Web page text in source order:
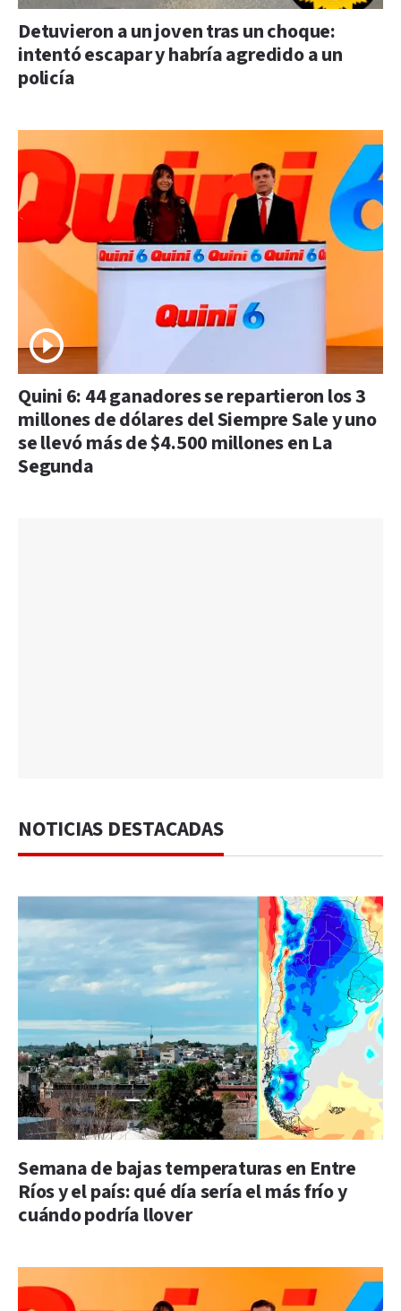
Detuvieron a un joven tras un choque:
intentó escapar y habría agredido a un
policía
Quini 6: 44 ganadores se repartieron los 3
millones de dólares del Siempre Sale y uno
se llevó más de $4.500 millones en La
Segunda
NOTICIAS DESTACADAS
Semana de bajas temperaturas en Entre
Ríos y el país: qué día sería el más frío y
cuándo podría llover